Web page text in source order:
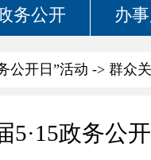
务公开 办
公开日”活动 -> 群众
5·15政务公